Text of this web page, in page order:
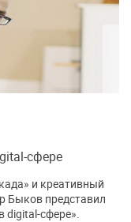
сфере
и креативный
Быков представил
digital-сфере».